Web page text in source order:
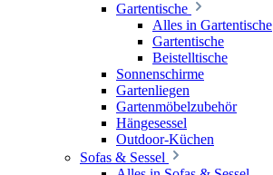
Gartentische
Alles in Gartentische
Gartentische
Beistelltische
Sonnenschirme
Gartenliegen
Gartenmöbelzubehör
Hängesessel
Outdoor-Küchen
Sofas & Sessel